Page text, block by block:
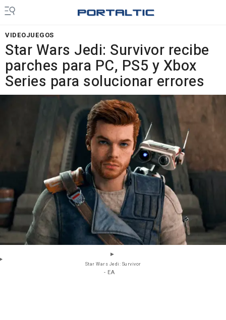
VIDEOJUEGOS
Star Wars Jedi: Survivor recibe
parches para PC, PS5 y Xbox
Series para solucionar errores
Star Wars Jedi: Survivor
- EA